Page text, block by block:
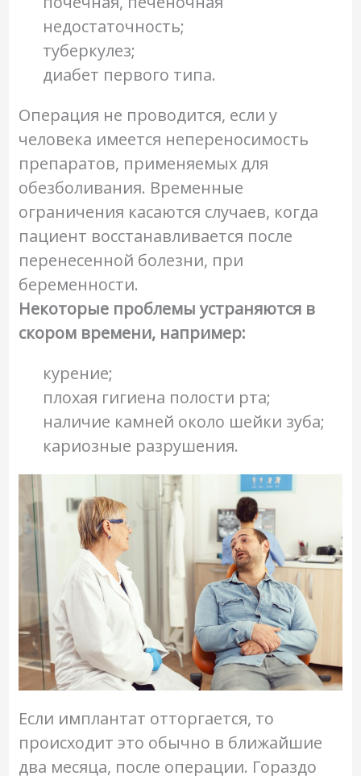
недостаточность;
туберкулез;
диабет первого типа.
Операция не проводится, если у
человека имеется непереносимость
препаратов, применяемых для
обезболивания. Временные
ограничения касаются случаев, когда
пациент восстанавливается после
перенесенной болезни, при
беременности.
Некоторые проблемы устраняются в
скором времени, например:
курение;
плохая гигиена полости рта;
наличие камней около шейки зуба;
кариозные разрушения.
Если имплантат отторгается, то
происходит это обычно в ближайшие
два месяца, после операции. Гораздо